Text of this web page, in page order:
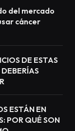
del mercado
cáncer
DE ESTAS
ESTÁN EN
POR QUÉ SON